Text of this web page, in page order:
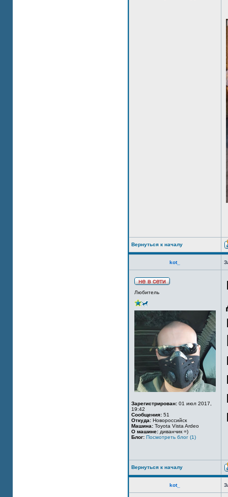
Вернуться к началу
kot_
Любитель
Зарегистрирован: 01 июл 2017,
19:42
Сообщения: 51
Откуда: Новороссийск
Машина: Toyota Vista Ardeo
О машине: диванчик =)
Блог: Посмотреть блог (1)
Вернуться к началу
kot_